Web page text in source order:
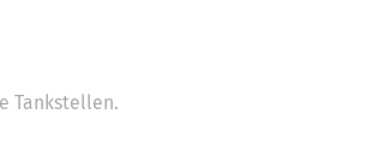
Tankstellen.